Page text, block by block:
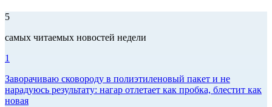
5
самых читаемых новостей недели
1
Заворачиваю сковороду в полиэтиленовый пакет и не
нарадуюсь результату: нагар отлетает как пробка, блестит как
новая